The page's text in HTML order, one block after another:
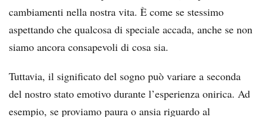
cambiamenti nella nostra vita. È come se stessimo
aspettando che qualcosa di speciale accada, anche se non
siamo ancora consapevoli di cosa sia.
Tuttavia, il significato del sogno può variare a seconda
del nostro stato emotivo durante l’esperienza onirica. Ad
esempio, se proviamo paura o ansia riguardo al